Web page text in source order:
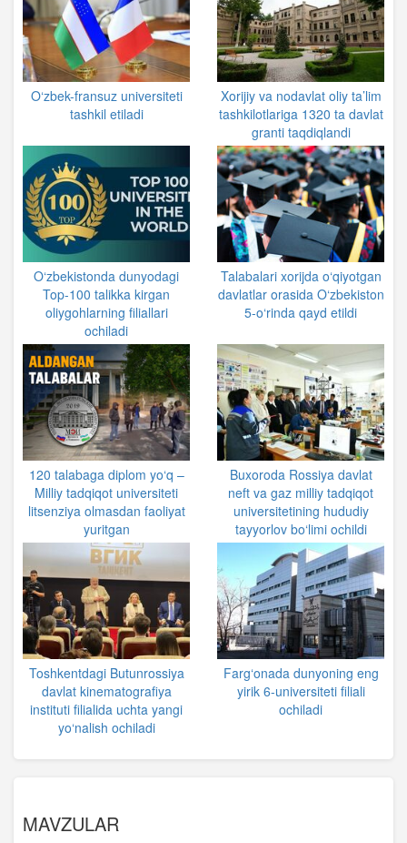
O‘zbek-fransuz universiteti
tashkil etiladi
Xorijiy va nodavlat oliy ta’lim
tashkilotlariga 1320 ta davlat
granti taqdiqlandi
O‘zbekistonda dunyodagi
Top-100 talikka kirgan
oliygohlarning filiallari
ochiladi
Talabalari xorijda o‘qiyotgan
davlatlar orasida O‘zbekiston
5-o‘rinda qayd etildi
120 talabaga diplom yo‘q –
Milliy tadqiqot universiteti
litsenziya olmasdan faoliyat
yuritgan
Buxoroda Rossiya davlat
neft va gaz milliy tadqiqot
universitetining hududiy
tayyorlov bo‘limi ochildi
Toshkentdagi Butunrossiya
davlat kinematografiya
instituti filialida uchta yangi
yo‘nalish ochiladi
Farg‘onada dunyoning eng
yirik 6-universiteti filiali
ochiladi
MAVZULAR